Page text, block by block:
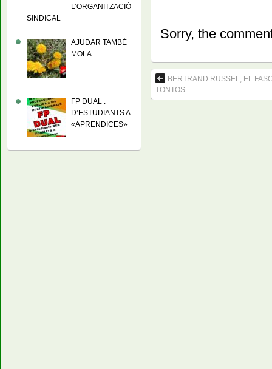
Sorry, the
BERTRAND RUSSEL, EL
TONTOS
L’ORGANITZACIÓ
SINDICAL
AJUDAR TAMBÉ
MOLA
FP DUAL :
D’ESTUDIANTS A
«APRENDICES»